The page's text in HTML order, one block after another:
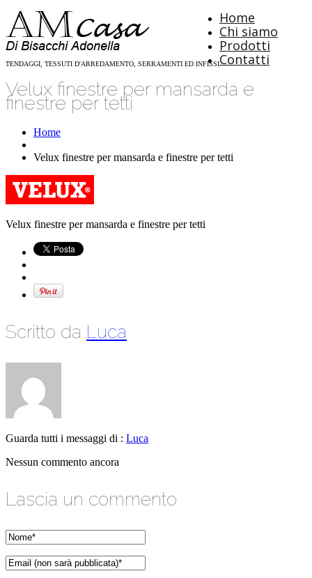
TENDAGGI, TESSUTI D'ARREDAMENTO, SERRAMENTI ED INFISSI
Home
Chi siamo
Prodotti
Contatti
Velux finestre per mansarda e
finestre per tetti
Home
Velux finestre per mansarda e finestre per tetti
Velux finestre per mansarda e finestre per tetti
Scritto da Luca
Guarda tutti i messaggi di : Luca
Nessun commento ancora
Lascia un commento